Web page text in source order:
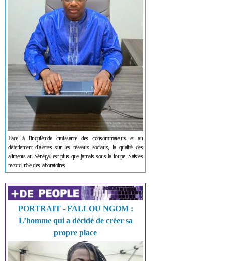
Face à l'inquiétude croissante des consommateurs et au
déferlement d'alertes sur les réseaux sociaux, la qualité des
aliments au Sénégal est plus que jamais sous la loupe. Saisies
record, rôle des laboratoires
PORTRAIT - FALLOU NGOM :
L’homme qui a décidé de créer sa
propre place